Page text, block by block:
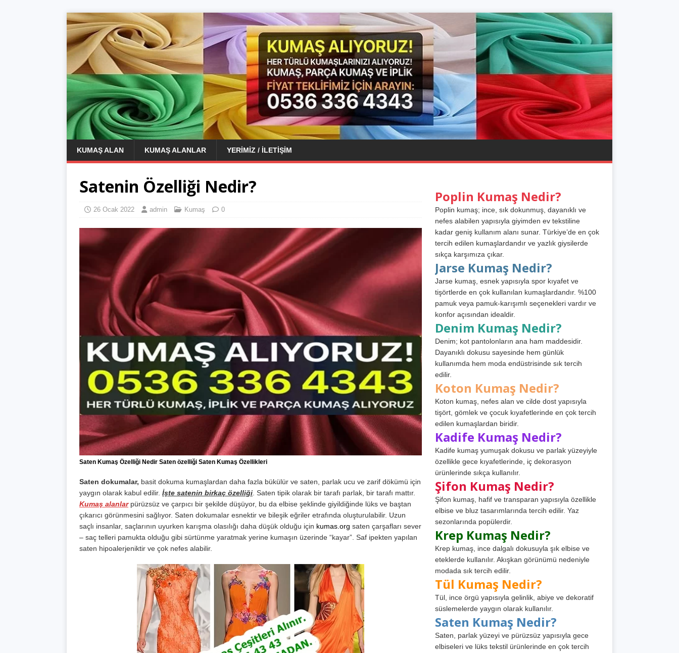
KUMAŞ ALAN KUMAŞ ALANLAR YERIMIZ / İLETIŞIM
Satenin Özelliği Nedir?
26 Ocak 2022 admin Kumaş 0
Saten Kumaş Özelliği Nedir Saten özelliği Saten Kumaş Özellikleri
Saten dokumalar, basit dokuma kumaşlardan daha fazla bükülür ve saten, parlak ucu ve zarif dökümü için
yaygın olarak kabul edilir. İşte satenin birkaç özelliği. Saten tipik olarak bir tarafı parlak, bir tarafı mattır.
Kumaş alanlarpürüzsüz ve çarpıcı bir şekilde düşüyor, bu da elbise şeklinde giyildiğinde lüks ve baştan
çıkarıcı görünmesini sağlıyor. Saten dokumalar esnektir ve bileşik eğriler etrafında oluşturulabilir. Uzun
saçlı insanlar, saçlarının uyurken karışma olasılığı daha düşük olduğu için kumas.org saten çarşafları sever
– saç telleri pamukta olduğu gibi sürtünme yaratmak yerine kumaşın üzerinde “kayar”. Saf ipekten yapılan
saten hipoalerjeniktir ve çok nefes alabilir.
Poplin Kumaş Nedir?
Poplin kumaş; ince, sık dokunmuş, dayanıklı ve
nefes alabilen yapısıyla giyimden ev tekstiline
kadar geniş kullanım alanı sunar. Türkiye’de en çok
tercih edilen kumaşlardandır ve yazlık giysilerde
sıkça karşımıza çıkar.
Jarse Kumaş Nedir?
Jarse kumaş, esnek yapısıyla spor kıyafet ve
tişörtlerde en çok kullanılan kumaşlardandır. %100
pamuk veya pamuk-karışımlı seçenekleri vardır ve
konfor açısından idealdir.
Denim Kumaş Nedir?
Denim; kot pantolonların ana ham maddesidir.
Dayanıklı dokusu sayesinde hem günlük
kullanımda hem moda endüstrisinde sık tercih
edilir.
Koton Kumaş Nedir?
Koton kumaş, nefes alan ve cilde dost yapısıyla
tişört, gömlek ve çocuk kıyafetlerinde en çok tercih
edilen kumaşlardan biridir.
Kadife Kumaş Nedir?
Kadife kumaş yumuşak dokusu ve parlak yüzeyiyle
özellikle gece kıyafetlerinde, iç dekorasyon
ürünlerinde sıkça kullanılır.
Şifon Kumaş Nedir?
Şifon kumaş, hafif ve transparan yapısıyla özellikle
elbise ve bluz tasarımlarında tercih edilir. Yaz
sezonlarında popülerdir.
Krep Kumaş Nedir?
Krep kumaş, ince dalgalı dokusuyla şık elbise ve
eteklerde kullanılır. Akışkan görünümü nedeniyle
modada sık tercih edilir.
Tül Kumaş Nedir?
Tül, ince örgü yapısıyla gelinlik, abiye ve dekoratif
süslemelerde yaygın olarak kullanılır.
Saten Kumaş Nedir?
Saten, parlak yüzeyi ve pürüzsüz yapısıyla gece
elbiseleri ve lüks tekstil ürünlerinde en çok tercih